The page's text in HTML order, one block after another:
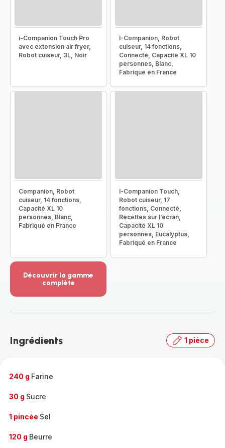
i-Companion Touch Pro
avec extension air fryer,
Robot cuiseur, 3L, Noir
I-Companion, Robot
cuiseur, 14 fonctions,
Connecté, Capacité XL 10
personnes, Blanc,
Fabriqué en France
Companion, Robot
cuiseur, 14 fonctions,
Capacité XL 10
personnes, Blanc,
Fabriqué en France
I-Companion Touch,
Robot cuiseur, 17
fonctions, Connecté,
Recettes sur l’écran,
Capacité XL 10
personnes, Eucalyptus,
Fabriqué en France
Découvrir la gamme
complète
-
gamme
Ingrédients 1 pièce
240 g Farine
30 g Sucre
1 pincée Sel
120 g Beurre